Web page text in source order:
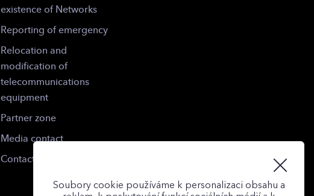
existence of Networks
Reporting of emergency
Relocation and
modification of
telecommunications
equipment
Partner zone
Media contact
Contact
Soubory cookie používáme k personalizaci obsahu a